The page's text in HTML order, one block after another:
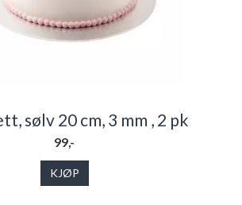
sølv 20 cm, 3 mm , 2 pk
99,-
KJØP